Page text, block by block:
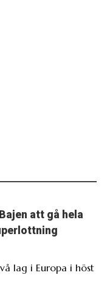
att gå hela
lag i Europa i höst